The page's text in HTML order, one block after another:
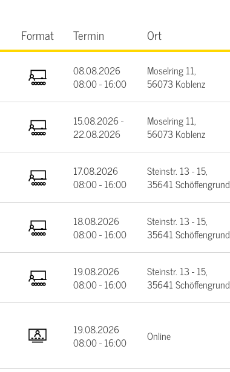
Format Termin Ort
08.08.2026
08:00 - 16:00
Moselring 11,
56073 Koblenz
15.08.2026 -
22.08.2026
Moselring 11,
56073 Koblenz
17.08.2026
08:00 - 16:00
Steinstr. 13 - 15,
35641 Schöffengrund
18.08.2026
08:00 - 16:00
Steinstr. 13 - 15,
35641 Schöffengrund
19.08.2026
08:00 - 16:00
Steinstr. 13 - 15,
35641 Schöffengrund
19.08.2026
08:00 - 16:00
Online